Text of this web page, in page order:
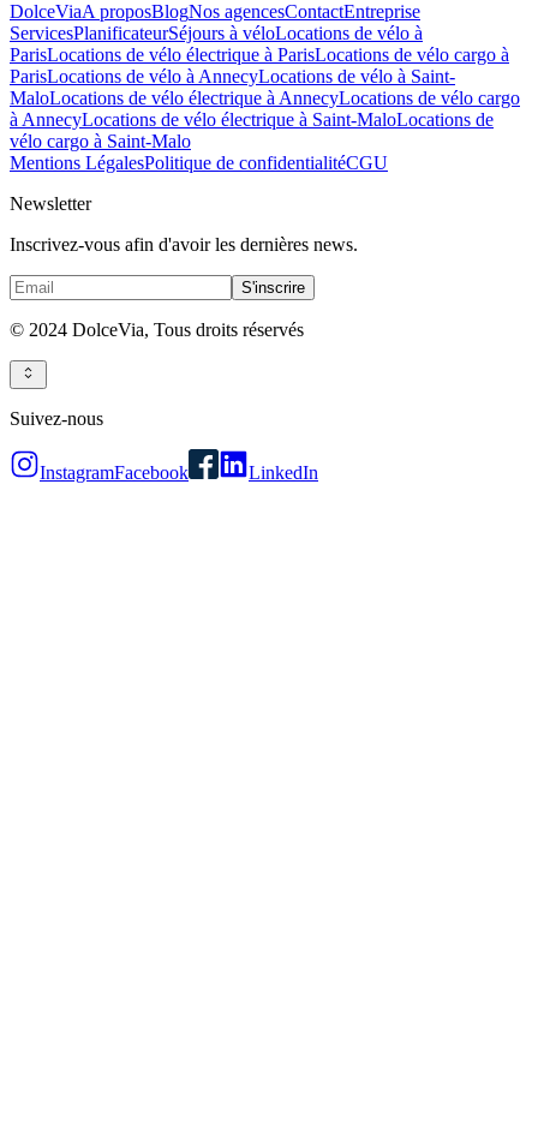
DolceViaA proposBlogNos agencesContactEntreprise
ServicesPlanificateurSéjours à véloLocations de vélo à
ParisLocations de vélo électrique à ParisLocations de vélo cargo à
ParisLocations de vélo à AnnecyLocations de vélo à Saint-
MaloLocations de vélo électrique à AnnecyLocations de vélo cargo
à AnnecyLocations de vélo électrique à Saint-MaloLocations de
vélo cargo à Saint-Malo
Mentions LégalesPolitique de confidentialitéCGU
Newsletter
Inscrivez-vous afin d'avoir les dernières news.
S'inscrire
© 2024 DolceVia, Tous droits réservés
Suivez-nous
InstagramFacebook LinkedIn